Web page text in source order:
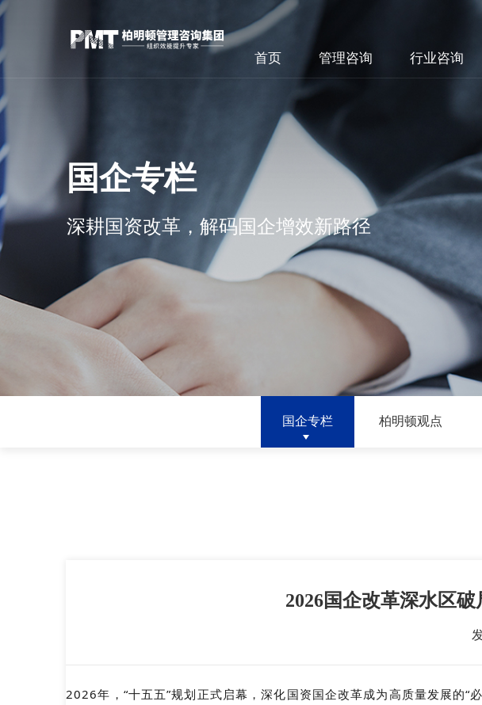
首页 管理咨询 行业咨询
国企专栏
深耕国资改革，解码国企增效新路径
国企专栏 柏明顿观点
2026国企改革深水区
2026年，“十五五”规划正式启幕，深化国资国企改革成为高质量发展的“